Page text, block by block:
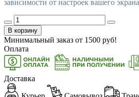
зависимости от настроек вашего экрана
В корзину
Минимальный заказ от 1500 руб!
Оплата
Доставка